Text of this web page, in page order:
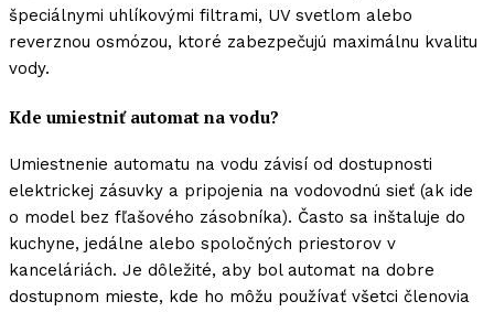
špeciálnymi uhlíkovými filtrami, UV svetlom alebo
reverznou osmózou, ktoré zabezpečujú maximálnu kvalitu
vody.
Kde umiestniť automat na vodu?
Umiestnenie automatu na vodu závisí od dostupnosti
elektrickej zásuvky a pripojenia na vodovodnú sieť (ak ide
o model bez fľašového zásobníka). Často sa inštaluje do
kuchyne, jedálne alebo spoločných priestorov v
kanceláriách. Je dôležité, aby bol automat na dobre
dostupnom mieste, kde ho môžu používať všetci členovia